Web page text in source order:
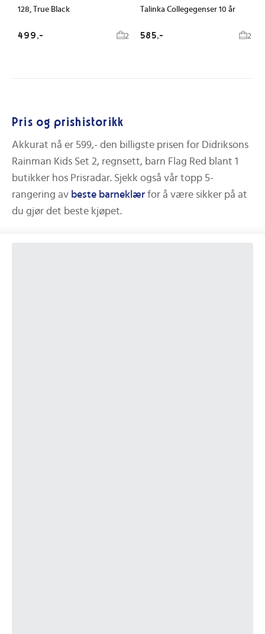
128, True Black
499,- 2
Talinka Collegegenser 10 år
585,- 2
Pris og prishistorikk
Akkurat nå er 599,- den billigste prisen for Didriksons
Rainman Kids Set 2, regnsett, barn Flag Red blant 1
butikker hos Prisradar. Sjekk også vår topp 5-
rangering av beste barneklær for å være sikker på at
du gjør det beste kjøpet.